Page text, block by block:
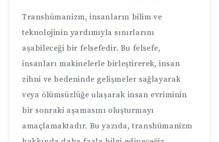
Transhümanizm, insanların bilim ve
teknolojinin yardımıyla sınırlarını
aşabileceği bir felsefedir. Bu felsefe,
insanları makinelerle birleştirerek, insan
zihni ve bedeninde gelişmeler sağlayarak
veya ölümsüzlüğe ulaşarak insan evriminin
bir sonraki aşamasını oluşturmayı
amaçlamaktadır. Bu yazıda, transhümanizm